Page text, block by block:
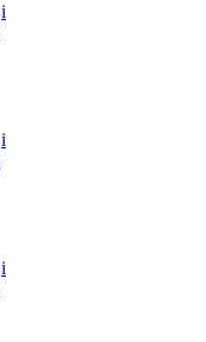
i
i
i